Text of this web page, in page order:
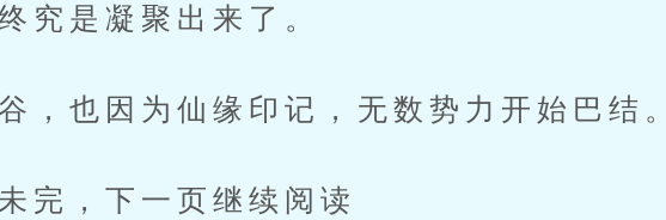
凝聚出来了。
因为仙缘印记，无数势力开始巴结。
下一页继续阅读